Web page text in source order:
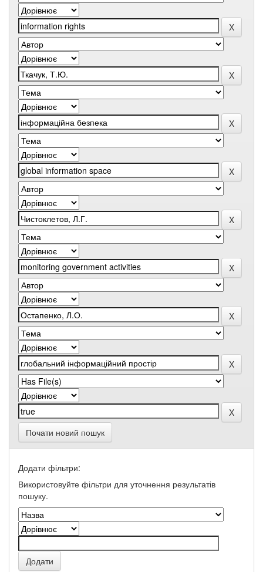
Почати новий пошук
Додати фільтри:
Використовуйте фільтри для уточнення результатів
пошуку.